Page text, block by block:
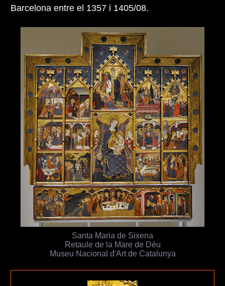
Barcelona entre el 1357 i 1405/08.
Santa Maria de Sixena
Retaule de la Mare de Déu
Museu Nacional d'Art de Catalunya